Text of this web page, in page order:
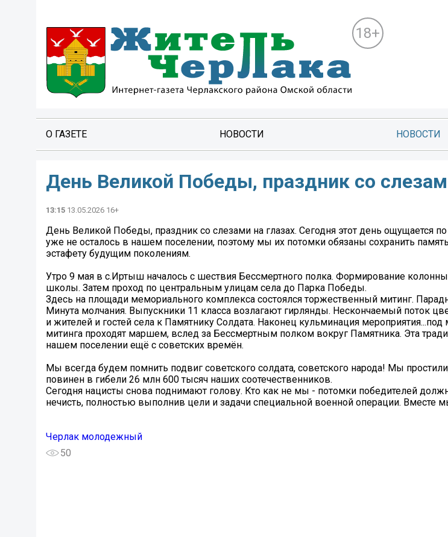
18+
О ГАЗЕТЕ НОВОСТИ НОВОСТИ
День Великой Победы, праздник со
13:15 13.05.2026 16+
День Великой Победы, праздник со слезами на глазах. Сегодня этот день ощущается
уже не осталось в нашем поселении, поэтому мы их потомки обязаны сохранить
эстафету будущим поколениям.
Утро 9 мая в с.Иртыш началось с шествия Бессмертного полка. Формирование
школы. Затем проход по центральным улицам села до Парка Победы.
Здесь на площади мемориального комплекса состоялся торжественный митинг.
Минута молчания. Выпускники 11 класса возлагают гирлянды. Нескончаемый поток
и жителей и гостей села к Памятнику Солдата. Наконец кульминация
митинга проходят маршем, вслед за Бессмертным полком вокруг Памятника. Эта
нашем поселении ещё с советских времён.
Мы всегда будем помнить подвиг советского солдата, советского народа! Мы
повинен в гибели 26 млн 600 тысяч наших соотечественников.
Сегодня нацисты снова поднимают голову. Кто как не мы - потомки победителей
нечисть, полностью выполнив цели и задачи специальной военной операции. Вместе
Черлак молодежный
50